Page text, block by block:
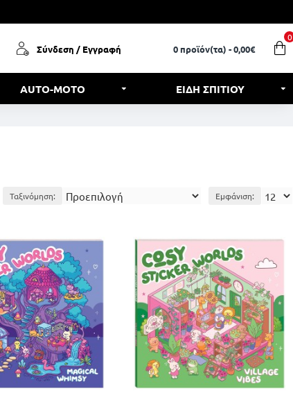
Σύνδεση / Εγγραφή 0 προϊόν(τα) - 0,00€
0
AUTO-MOTO ΕΙΔΗ ΣΠΙΤΙΟΥ
Ταξινόμηση: Εμφάνιση: